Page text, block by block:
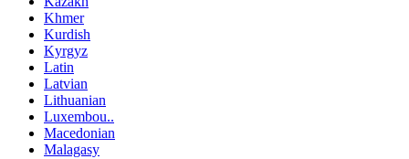
Khmer
Kurdish
Kyrgyz
Latin
Latvian
Lithuanian
Luxembou..
Macedonian
Malagasy